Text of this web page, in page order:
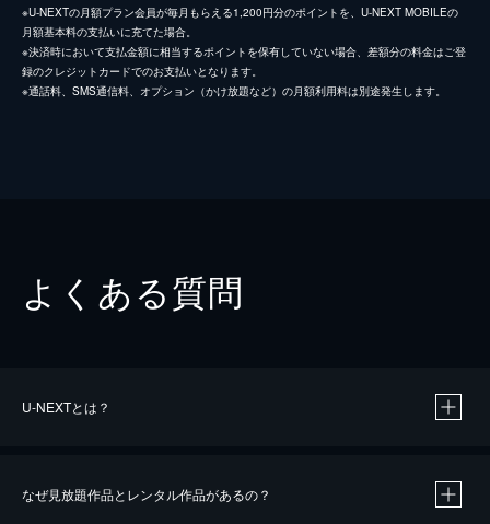
※U-NEXTの月額プラン会員が毎月もらえる1,200円分のポイントを、U-NEXT MOBILEの
月額基本料の支払いに充てた場合。
※決済時において支払金額に相当するポイントを保有していない場合、差額分の料金はご登
録のクレジットカードでのお支払いとなります。
※通話料、SMS通信料、オプション（かけ放題など）の月額利用料は別途発生します。
よくある質問
U-NEXTとは？
なぜ見放題作品とレンタル作品があるの？